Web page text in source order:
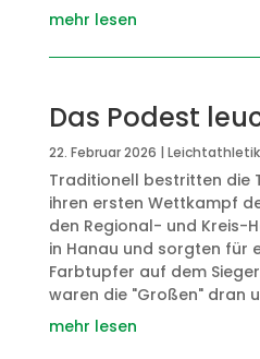
mehr lesen
Das Podest
22. Februar 2026 | Leichtathletik
Traditionell bestritten die
ihren ersten Wettkampf
den Regional- und Kreis-
in Hanau und sorgten für
Farbtupfer auf dem
waren die "Großen" dran
mehr lesen